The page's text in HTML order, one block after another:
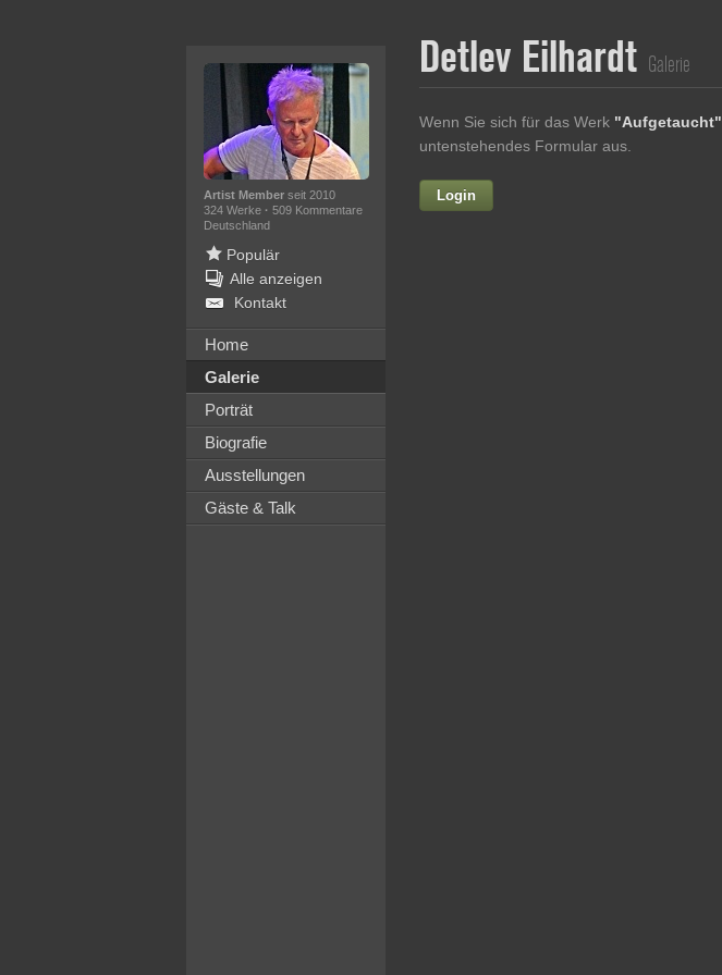
Artist Memberseit 2010
324 Werke · 509 Kommentare
Deutschland
Populär
Alle anzeigen
Kontakt
Home
Galerie
Porträt
Biografie
Ausstellungen
Gäste & Talk
Detlev Eilhardt Galerie
Wenn Sie sich für das Werk "Aufgetaucht"
untenstehendes Formular aus.
Login